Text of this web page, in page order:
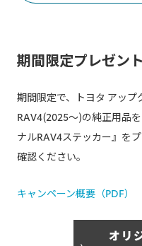
期間限定プレゼン
期間限定で、トヨタ アップ
RAV4(2025～)の純正用品
ナルRAV4ステッカー』を
確認ください。​
キャンペーン概要（PDF）